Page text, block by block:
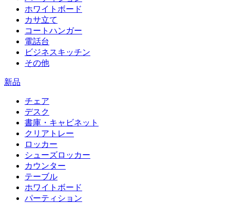
ホワイトボード
カサ立て
コートハンガー
電話台
ビジネスキッチン
その他
新品
チェア
デスク
書庫・キャビネット
クリアトレー
ロッカー
シューズロッカー
カウンター
テーブル
ホワイトボード
パーティション